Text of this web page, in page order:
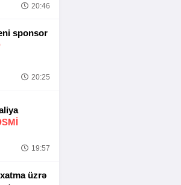
20:46
sponsor
20:25
19:57
üzrə